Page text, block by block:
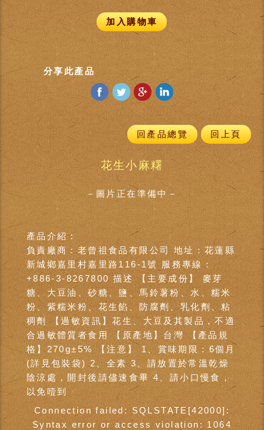
加入購物車
分享此產品
回產品總覽 回上頁
花生小麻糬
－圖片正在準備中－
產品介紹：
負責廠商：老曾祖食品有限公司 地址：花蓮縣
新城鄉嘉里村嘉里路116-1號 服務專線：
+886-3-8267800 描述 【主要成份】 麥芽
糖、大豆油、砂糖、鹽、馬鈴薯粉、水、糯米
粉、紫糯米粉、花生餡、防腐劑、乳化劑、粘
稠劑 【過敏資訊】花生、大豆及其製品，不適
合過敏體質者食用 【原產地】台灣 【產品規
格】270g±5% 【注意】 1、賞味期限：6個月
(詳見包裝袋) 2、全素 3、請放置於常溫乾燥
陰涼處，開封後請儘速食畢 4、請小口慢食，
以免噎到
Connection failed: SQLSTATE[42000]:
Syntax error or access violation: 1064